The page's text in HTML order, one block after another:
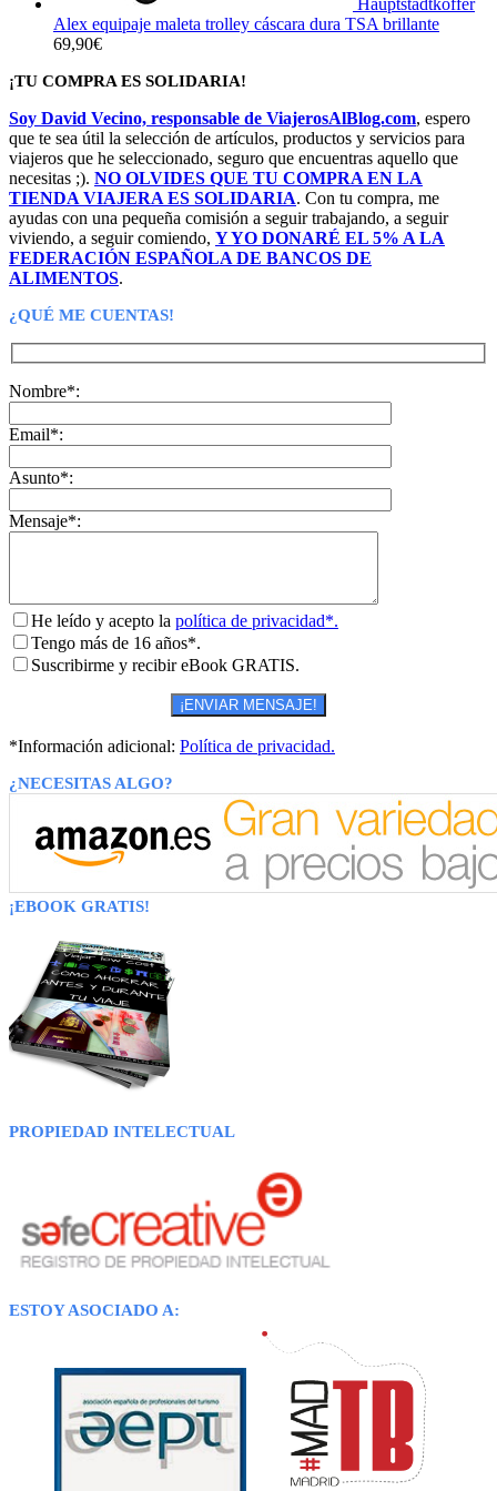
Alex equipaje maleta trolley cáscara dura TSA brillante
69,90€
¡TU COMPRA ES SOLIDARIA!
Soy David Vecino, responsable de ViajerosAlBlog.com, espero
que te sea útil la selección de artículos, productos y servicios para
viajeros que he seleccionado, seguro que encuentras aquello que
necesitas ;). NO OLVIDES QUE TU COMPRA EN LA
TIENDA VIAJERA ES SOLIDARIA. Con tu compra, me
ayudas con una pequeña comisión a seguir trabajando, a seguir
viviendo, a seguir comiendo, Y YO DONARÉ EL 5% A LA
FEDERACIÓN ESPAÑOLA DE BANCOS DE
ALIMENTOS.
¿QUÉ ME CUENTAS!
Nombre*:
Email*:
Asunto*:
Mensaje*:
He leído y acepto la política de privacidad*.
Tengo más de 16 años*.
Suscribirme y recibir eBook GRATIS.
*Información adicional: Política de privacidad.
¿NECESITAS ALGO?
¡EBOOK GRATIS!
PROPIEDAD INTELECTUAL
ESTOY ASOCIADO A: